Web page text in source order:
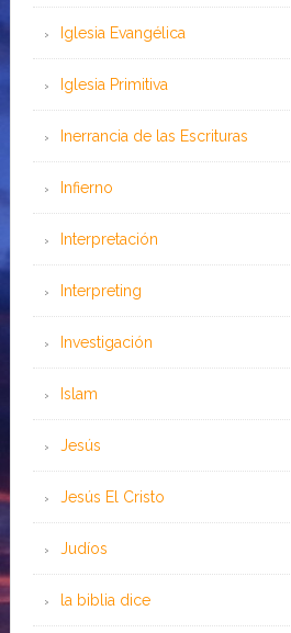
Iglesia Evangélica
Iglesia Primitiva
Inerrancia de las Escrituras
Infierno
Interpretación
Interpreting
Investigación
Islam
Jesús
Jesús El Cristo
Judíos
la biblia dice